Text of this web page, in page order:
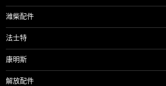
潍柴配件
法士特
康明斯
解放配件